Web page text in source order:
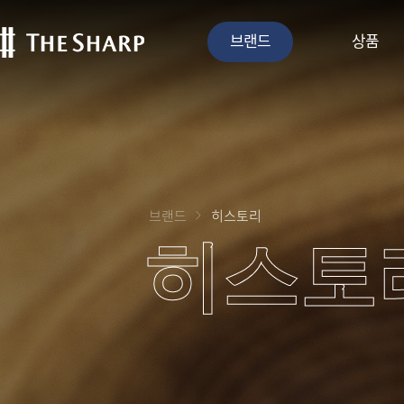
브랜드 상품
브랜드 히스토리
히스토